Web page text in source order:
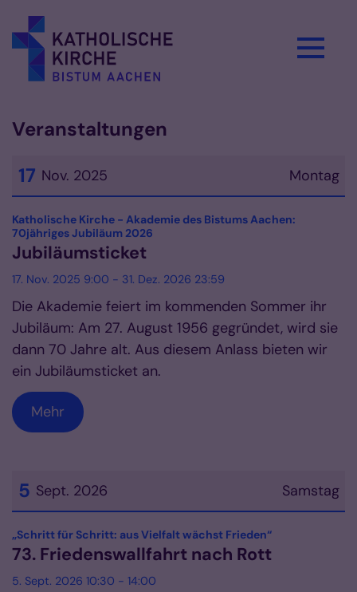
Veranstaltungen
Montag
17 Nov. 2025
Datum: 17. November 2025
Katholische Kirche - Akademie des Bistums Aachen:
70jähriges Jubiläum 2026
Jubiläumsticket
17. Nov. 2025 9:00 - 31. Dez. 2026 23:59
Die Akademie feiert im kommenden Sommer ihr
Jubiläum: Am 27. August 1956 gegründet, wird sie
dann 70 Jahre alt. Aus diesem Anlass bieten wir
ein Jubiläumsticket an.
Mehr
Samstag
5 Sept. 2026
Datum: 5. September 2026
„Schritt für Schritt: aus Vielfalt wächst Frieden“:
73. Friedenswallfahrt nach Rott
5. Sept. 2026 10:30 - 14:00